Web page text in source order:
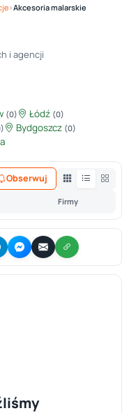
›Akcesoria malarskie
i agencji
(0) Łódź (0)
Bydgoszcz (0)
Firmy
Obserwuj